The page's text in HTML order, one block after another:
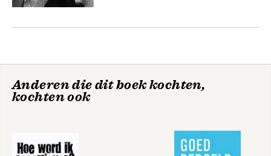
Pink wordt beschouwd als een van de
'psychologie op de werkvloer'.
Andere boeken door Daniel Pink
Anderen die dit boek kochten,
kochten ook